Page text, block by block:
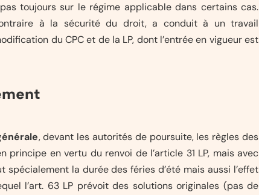
toujours sur le régime applicable dans certains cas.
à la sécurité du droit, a conduit à un travail
du CPC et de la LP, dont l’entrée en vigueur est
, devant les autorités de poursuite, les règles des
principe en vertu du renvoi de l’article 31 LP, mais avec
la durée des féries d’été mais aussi l’effet
l’art. 63 LP prévoit des solutions originales (pas de